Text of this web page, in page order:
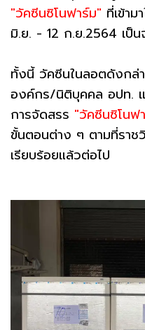
"วัคซีนซิโนฟาร์ม" ที่เข้า
มิ.ย. - 12 ก.ย.2564 เป็
ทั้งนี้ วัคซีนในลอตดังกล่
องค์กร/นิติบุคคล อปท. แ
การจัดสรร "วัคซีนซิโนฟ
ขั้นตอนต่าง ๆ ตามที่ราช
เรียบร้อยแล้วต่อไป